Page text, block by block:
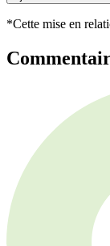
*Cette mise en